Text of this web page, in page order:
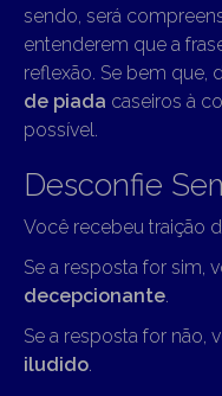
sendo, será
entenderem que a
reflexão. Se bem que,
de piada caseiros à
possível.
Desconfie
Você recebeu traição
Se a resposta for sim,
decepcionante.
Se a resposta for não,
iludido.